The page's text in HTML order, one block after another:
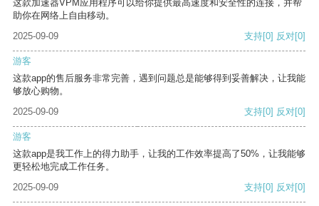
这款加速器VPM应用程序可以给你提供最高速度和安全性的连接，并帮
助你在网络上自由移动。
2025-09-09
支持[0] 反对[0]
游客
这款app的售后服务非常完善，遇到问题总是能够得到妥善解决，让我能
够放心购物。
2025-09-09
支持[0] 反对[0]
游客
这款app是我工作上的得力助手，让我的工作效率提高了50%，让我能够
更轻松地完成工作任务。
2025-09-09
支持[0] 反对[0]